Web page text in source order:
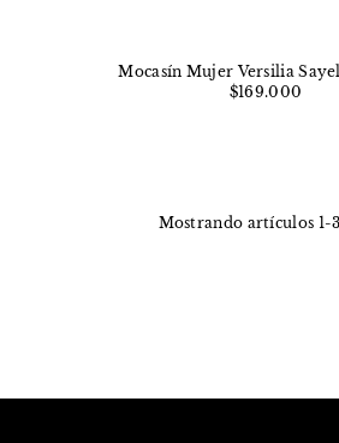
Mocasín Mujer Versilia
$169.000
Mostrando artículos 1-